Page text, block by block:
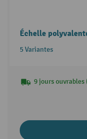
Échelle
5 Variantes
9 jours